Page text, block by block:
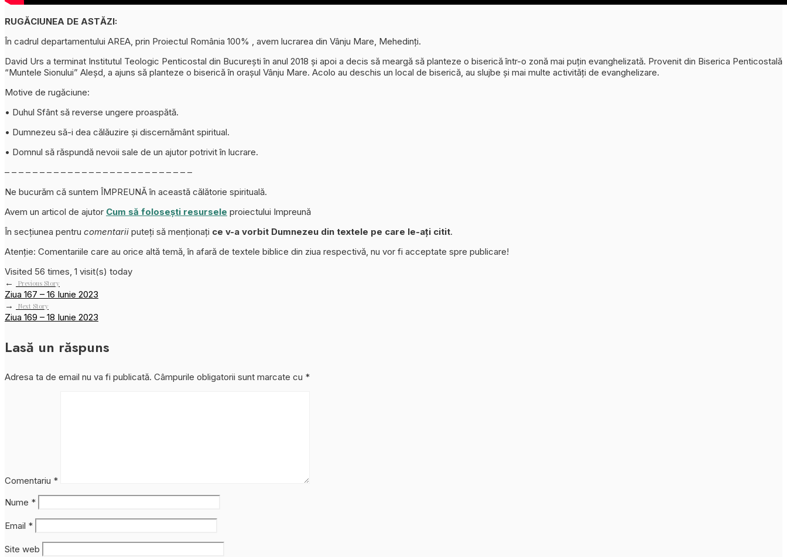
RUGĂCIUNEA DE ASTĂZI:
În cadrul departamentului AREA, prin Proiectul România 100% , avem lucrarea din Vânju Mare, Mehedinți.
David Urs a terminat Institutul Teologic Penticostal din București în anul 2018 și apoi a decis să meargă să planteze o biserică într-o zonă mai puțin evanghelizată. Provenit din Biserica Penticostală
“Muntele Sionului” Aleșd, a ajuns să planteze o biserică în orașul Vânju Mare. Acolo au deschis un local de biserică, au slujbe și mai multe activități de evanghelizare.
Motive de rugăciune:
• Duhul Sfânt să reverse ungere proaspătă.
• Dumnezeu să-i dea călăuzire și discernământ spiritual.
• Domnul să răspundă nevoii sale de un ajutor potrivit în lucrare.
– – – – – – – – – – – – – – – – – – – – – – – – – – –
Ne bucurăm că suntem ÎMPREUNĂ în această călătorie spirituală.
Avem un articol de ajutor Cum să folosești resursele proiectului Impreună
În secțiunea pentru comentarii puteți să menționați ce v-a vorbit Dumnezeu din textele pe care le-ați citit.
Atenție: Comentariile care au orice altă temă, în afară de textele biblice din ziua respectivă, nu vor fi acceptate spre publicare!
Visited 56 times, 1 visit(s) today
←
Previous Story
Ziua 167 – 16 Iunie 2023
→
Next Story
Ziua 169 – 18 Iunie 2023
Lasă un răspuns
Adresa ta de email nu va fi publicată. Câmpurile obligatorii sunt marcate cu *
Comentariu *
Nume *
Email *
Site web